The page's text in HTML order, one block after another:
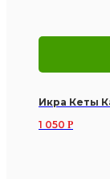
Икра Кеты
1 050 Р